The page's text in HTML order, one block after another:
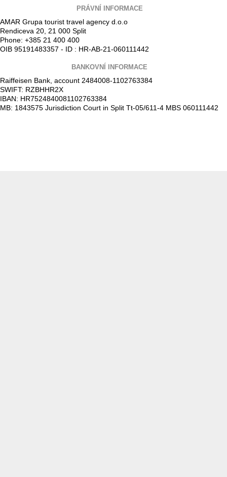
PRÁVNÍ INFORMACE
AMAR Grupa tourist travel agency d.o.o
Rendiceva 20, 21 000 Split
Phone: +385 21 400 400
OIB 95191483357 - ID : HR-AB-21-060111442
BANKOVNÍ INFORMACE
Raiffeisen Bank, account 2484008-1102763384
SWIFT: RZBHHR2X
IBAN: HR7524840081102763384
MB: 1843575 Jurisdiction Court in Split Tt-05/611-4 MBS 060111442